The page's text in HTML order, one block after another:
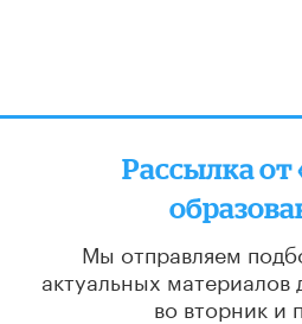
Рассылка от
Мы отправляем
актуальных материалов
во вторник и